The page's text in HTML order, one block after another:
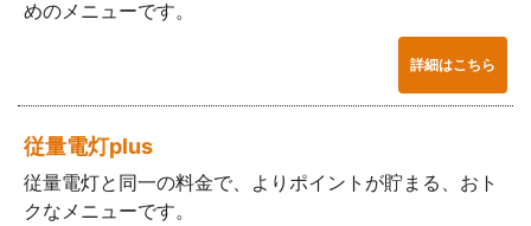
めのメニューです。
詳細はこちら
従量電灯plus
従量電灯と同一の料金で、よりポイントが貯まる、おト
クなメニューです。